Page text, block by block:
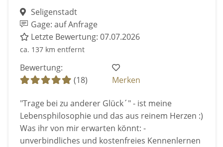
Seligenstadt
Gage: auf Anfrage
Letzte Bewertung: 07.07.2026
ca. 137 km entfernt
Bewertung:
(18)
Merken
"Trage bei zu anderer Glück´" - ist meine
Lebensphilosophie und das aus reinem Herzen :)
Was ihr von mir erwarten könnt: -
unverbindliches und kostenfreies Kennenlernen